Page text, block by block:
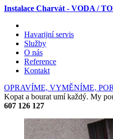
Instalace Charvát - VODA /
Havarijní servis
Služby
O nás
Reference
Kontakt
OPRAVÍME, VYMĚNÍME,
Kopat a bourat umí každý. My
607 126 127